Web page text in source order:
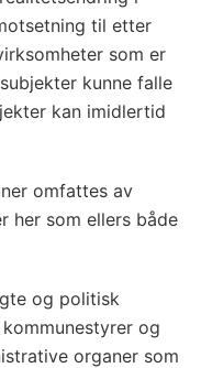
til etter
som er
kunne falle
kan imidlertid
omfattes av
her som ellers både
og politisk
og
organer som